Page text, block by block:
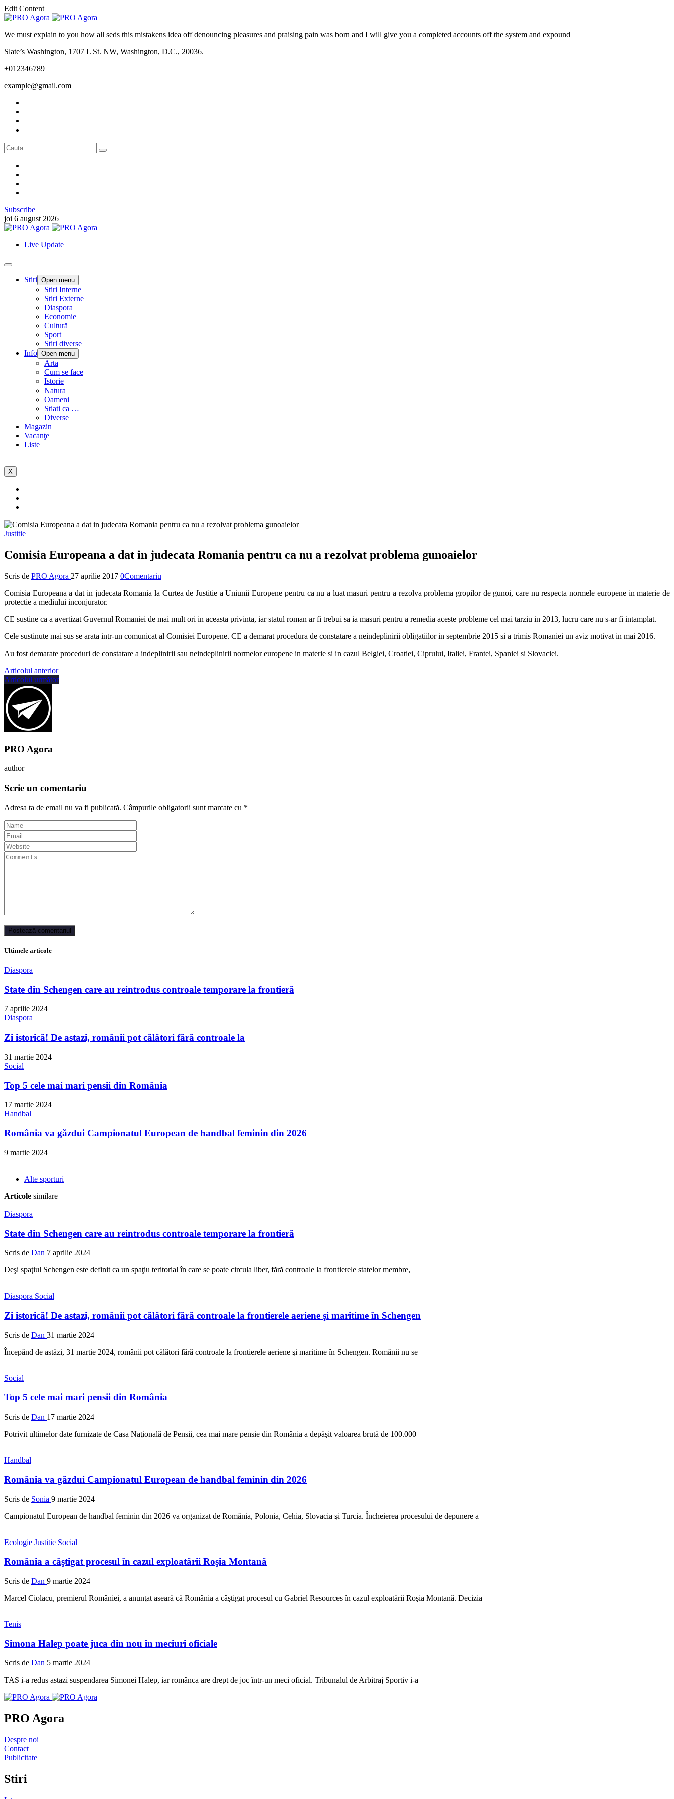
Edit Content
We must explain to you how all seds this mistakens idea off denouncing pleasures and praising pain was born and I will give you a completed accounts off the system and expound
Slate’s Washington, 1707 L St. NW, Washington, D.C., 20036.
+012346789
example@gmail.com
Subscribe
joi 6 august 2026
Live Update
Stiri Open menu
Stiri Interne
Stiri Externe
Diaspora
Economie
Cultură
Sport
Stiri diverse
Info Open menu
Arta
Cum se face
Istorie
Natura
Oameni
Stiati ca …
Diverse
Magazin
Vacanţe
Liste
X
Justitie
Comisia Europeana a dat in judecata Romania pentru ca nu a rezolvat problema gunoaielor
Scris de PRO Agora 27 aprilie 2017 0Comentariu
Comisia Europeana a dat in judecata Romania la Curtea de Justitie a Uniunii Europene pentru ca nu a luat masuri pentru a rezolva problema gropilor de gunoi, care nu respecta normele europene in materie de
protectie a mediului inconjurator.
CE sustine ca a avertizat Guvernul Romaniei de mai mult ori in aceasta privinta, iar statul roman ar fi trebui sa ia masuri pentru a remedia aceste probleme cel mai tarziu in 2013, lucru care nu s-ar fi intamplat.
Cele sustinute mai sus se arata intr-un comunicat al Comisiei Europene. CE a demarat procedura de constatare a neindeplinirii obligatiilor in septembrie 2015 si a trimis Romaniei un aviz motivat in mai 2016.
Au fost demarate proceduri de constatare a indeplinirii sau neindeplinirii normelor europene in materie si in cazul Belgiei, Croatiei, Ciprului, Italiei, Frantei, Spaniei si Slovaciei.
Articolul anterior
Articolul următor
PRO Agora
author
Scrie un comentariu
Adresa ta de email nu va fi publicată. Câmpurile obligatorii sunt marcate cu *
Ultimele articole
Diaspora
State din Schengen care au reintrodus controale temporare la frontieră
7 aprilie 2024
Diaspora
Zi istorică! De astazi, românii pot călători fără controale la
31 martie 2024
Social
Top 5 cele mai mari pensii din România
17 martie 2024
Handbal
România va găzdui Campionatul European de handbal feminin din 2026
9 martie 2024
Alte sporturi
Articole similare
Diaspora
State din Schengen care au reintrodus controale temporare la frontieră
Scris de Dan 7 aprilie 2024
Deşi spaţiul Schengen este definit ca un spaţiu teritorial în care se poate circula liber, fără controale la frontierele statelor membre,
Diaspora Social
Zi istorică! De astazi, românii pot călători fără controale la frontierele aeriene şi maritime în Schengen
Scris de Dan 31 martie 2024
Începând de astăzi, 31 martie 2024, românii pot călători fără controale la frontierele aeriene şi maritime în Schengen. Românii nu se
Social
Top 5 cele mai mari pensii din România
Scris de Dan 17 martie 2024
Potrivit ultimelor date furnizate de Casa Naţională de Pensii, cea mai mare pensie din România a depăşit valoarea brută de 100.000
Handbal
România va găzdui Campionatul European de handbal feminin din 2026
Scris de Sonia 9 martie 2024
Campionatul European de handbal feminin din 2026 va organizat de România, Polonia, Cehia, Slovacia şi Turcia. Încheierea procesului de depunere a
Ecologie Justitie Social
România a câştigat procesul în cazul exploatării Roşia Montană
Scris de Dan 9 martie 2024
Marcel Ciolacu, premierul României, a anunţat aseară că România a câştigat procesul cu Gabriel Resources în cazul exploatării Roşia Montană. Decizia
Tenis
Simona Halep poate juca din nou în meciuri oficiale
Scris de Dan 5 martie 2024
TAS i-a redus astazi suspendarea Simonei Halep, iar românca are drept de joc într-un meci oficial. Tribunalul de Arbitraj Sportiv i-a
PRO Agora
Despre noi
Contact
Publicitate
Stiri